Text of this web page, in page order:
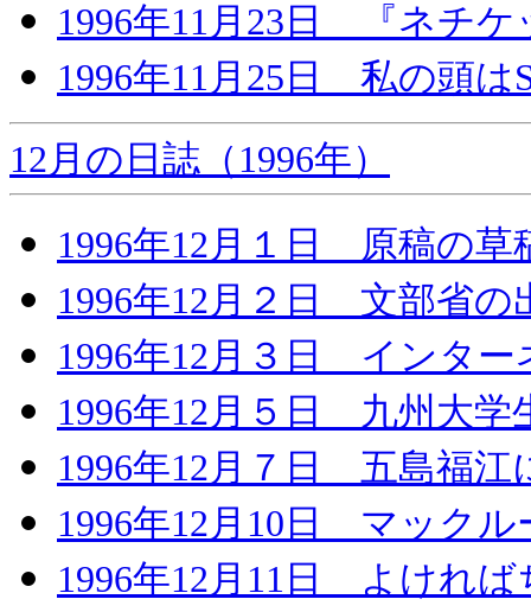
1996年11月23日 『ネチケ
1996年11月25日 私の頭は
12月の日誌（1996年）
1996年12月１日 原稿の草
1996年12月２日 文部省の
1996年12月３日 インター
1996年12月５日 九州大学
1996年12月７日 五島福江
1996年12月10日 マックル
1996年12月11日 よけれ